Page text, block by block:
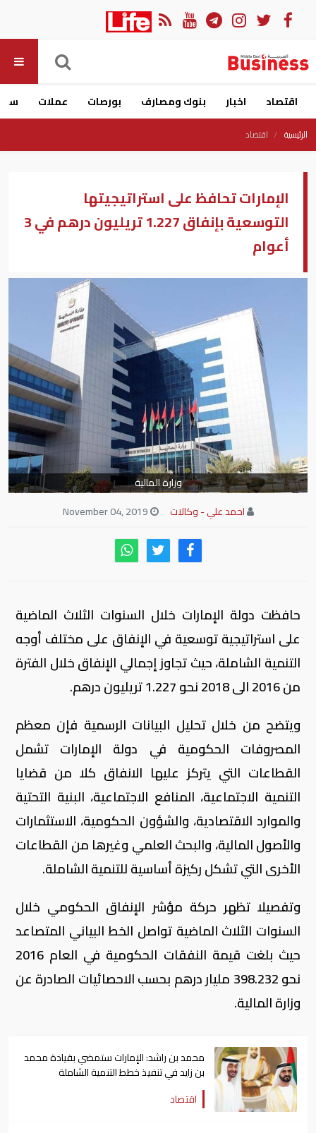
اقتصاد اخبار بنوك ومصارف بورصات عملات
الرئيسية اقتصاد
الإمارات تحافظ على استراتيجيتها
التوسعية بإنفاق 1.227 تريليون درهم في 3
أعوام
وزارة المالية
احمد علي - وكالات
حافظت دولة الإمارات خلال السنوات الثلاث الماضية
على استراتيجية توسعية في الإنفاق على مختلف أوجه
التنمية الشاملة، حيث تجاوز إجمالي الإنفاق خلال الفترة
من 2016 الى 2018 نحو 1.227 تريليون درهم.
ويتضح من خلال تحليل البيانات الرسمية فإن معظم
المصروفات الحكومية في دولة الإمارات تشمل
القطاعات التي يتركز عليها الانفاق كلا من قضايا
التنمية الاجتماعية، المنافع الاجتماعية، البنية التحتية
والموارد الاقتصادية، والشؤون الحكومية، الاستثمارات
والأصول المالية، والبحث العلمي وغيرها من القطاعات
الأخرى التي تشكل ركيزة أساسية للتنمية الشاملة.
وتفصيلا تظهر حركة مؤشر الإنفاق الحكومي خلال
السنوات الثلاث الماضية تواصل الخط البياني المتصاعد
حيث بلغت قيمة النفقات الحكومية في العام 2016
نحو 398.232 مليار درهم بحسب الاحصائيات الصادرة عن
وزارة المالية.
محمد بن راشد: الإمارات ستمضي بقيادة محمد
بن زايد في تنفيذ خطط التنمية الشاملة
اقتصاد